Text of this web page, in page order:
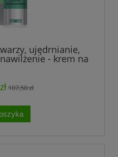
ujędrnianie,
- krem na
135 g
107,50 zł